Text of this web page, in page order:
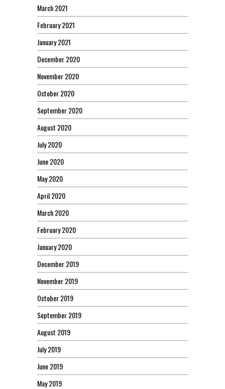
March 2021
February 2021
January 2021
December 2020
November 2020
October 2020
September 2020
August 2020
July 2020
June 2020
May 2020
April 2020
March 2020
February 2020
January 2020
December 2019
November 2019
October 2019
September 2019
August 2019
July 2019
June 2019
May 2019